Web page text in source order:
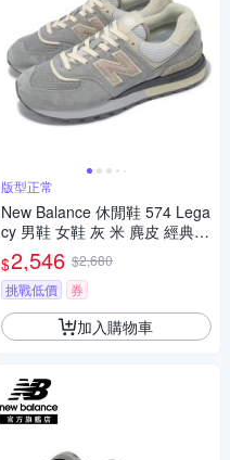
版型正常
New Balance 休閒鞋 574 Lega
cy 男鞋 女鞋 灰 米 麂皮 經典 N
B 紐巴倫 U574LGAZ-D
$2,546 $2,680
挑戰低價
券
加入購物車